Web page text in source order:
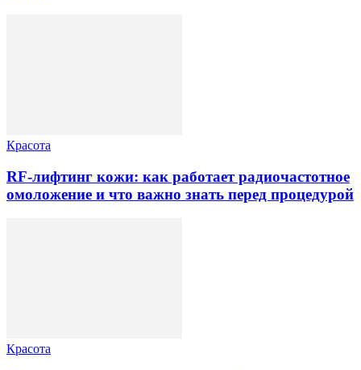
Красота
RF-лифтинг кожи: как работает радиочастотное
омоложение и что важно знать перед процедурой
Красота